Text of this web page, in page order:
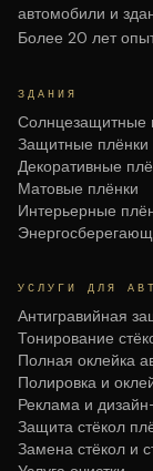
автомобили и
Более 20 лет
ЗДАНИЯ
Солнцезащитные
Защитные плёнки
Декоративные
Матовые плёнки
Интерьерные
УСЛУГИ ДЛЯ
Антигравийная
Тонирование
Полная оклейка
Полировка и
Реклама и
Защита стёкол
Замена стёкол и